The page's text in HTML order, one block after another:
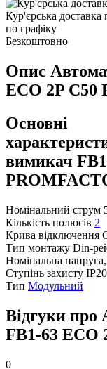
Кур'єрська
по графіку
Безкоштовно
Опис
ECO 2P C50
Основні
вимикач
Номінальний струм
Кількість полюсів 2
Крива відключення
Тип монтажу Din-
Номінальна
Ступінь захисту IP20
Тип Модульний
Відгуки
FB1-63 ECO
0